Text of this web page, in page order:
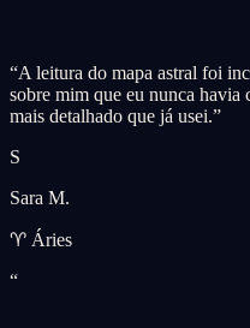
“A leitura do mapa astral foi
sobre mim que eu nunca havia
mais detalhado que já usei.”
S
Sara M.
♈ Áries
“